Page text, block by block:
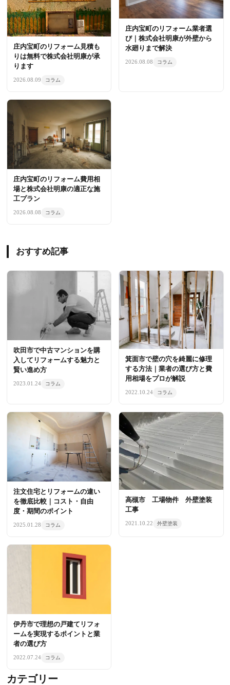
庄内宝町のリフォーム見積も
りは無料で株式会社明康が承
ります
2026.08.09 コラム
庄内宝町のリフォーム業者選
び｜株式会社明康が外壁から
水廻りまで解決
2026.08.08 コラム
庄内宝町のリフォーム費用相
場と株式会社明康の適正な施
工プラン
2026.08.08 コラム
おすすめ記事
吹田市で中古マンションを購
入してリフォームする魅力と
賢い進め方
2023.01.24 コラム
箕面市で壁の穴を綺麗に修理
する方法｜業者の選び方と費
用相場をプロが解説
2022.10.24 コラム
注文住宅とリフォームの違い
を徹底比較｜コスト・自由
度・期間のポイント
2025.01.28 コラム
高槻市 工場物件 外壁塗装
工事
2021.10.22 外壁塗装
伊丹市で理想の戸建てリフォ
ームを実現するポイントと業
者の選び方
2022.07.24 コラム
カテゴリー